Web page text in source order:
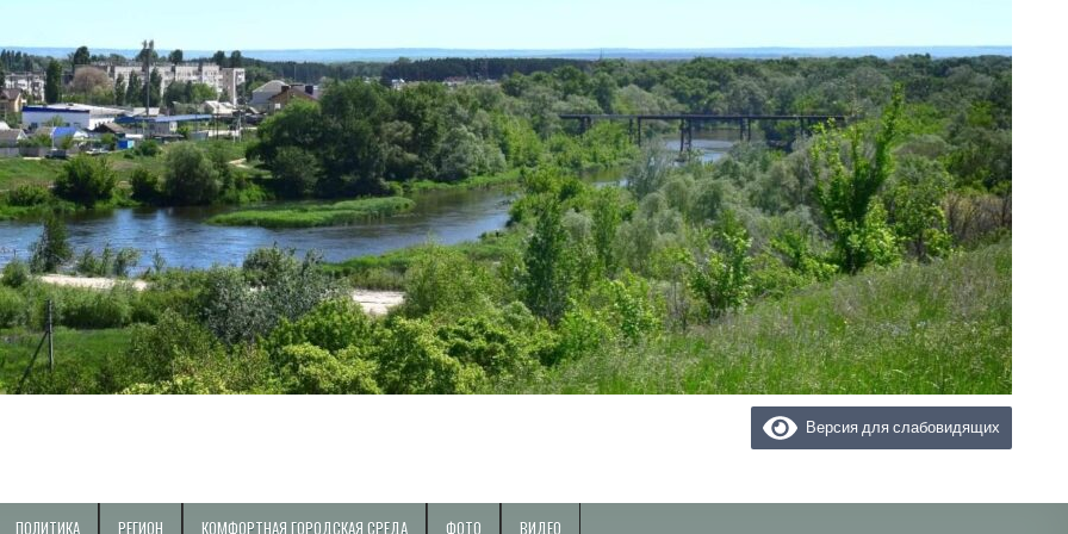
Версия для слабовидящих
ПОЛИТИКА РЕГИОН КОМФОРТНАЯ ГОРОДСКАЯ СРЕДА ФОТО ВИДЕО